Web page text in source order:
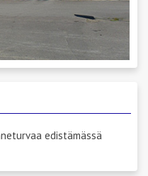
edistämässä